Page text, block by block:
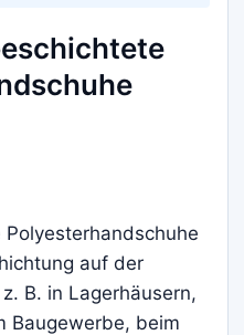
auf der
B. in Lagerhäusern,
Baugewerbe, beim